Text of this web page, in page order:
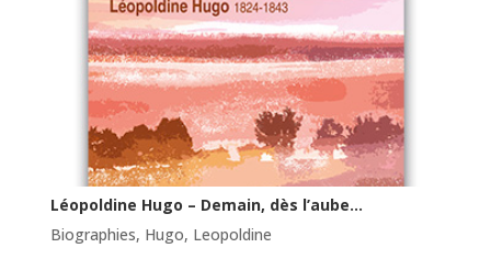
Léopoldine Hugo – Demain, dès l’aube…
Biographies, Hugo, Leopoldine